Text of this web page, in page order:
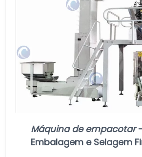
Máquina de empacotar
Embalagem e Selagem